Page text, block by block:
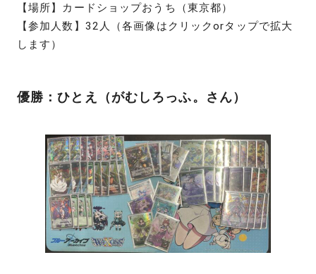
【場所】カードショップおうち（東京都）
【参加人数】32人（各画像はクリックorタップで拡大
します）
優勝：ひとえ（がむしろっふ。さん）